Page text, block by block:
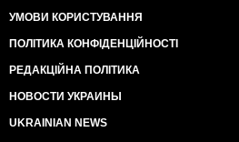
УМОВИ КОРИСТУВАННЯ
ПОЛІТИКА КОНФІДЕНЦІЙНОСТІ
РЕДАКЦІЙНА ПОЛІТИКА
НОВОСТИ УКРАИНЫ
UKRAINIAN NEWS